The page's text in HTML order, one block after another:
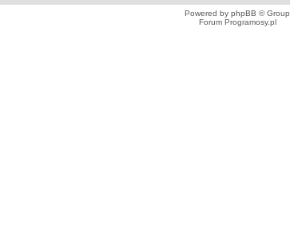
Powered by phpBB © Group
Forum Programosy.pl